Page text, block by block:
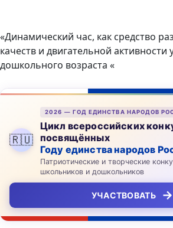
«Динамический час, как средство
качеств и двигательной активности
дошкольного возраста «
🇷🇺
2026 — ГОД ЕДИНСТВА НАРОДОВ
Цикл всероссийских
посвящённых
Году единства народов
Патриотические и творческие
школьников и дошкольников
УЧАСТВОВАТЬ →